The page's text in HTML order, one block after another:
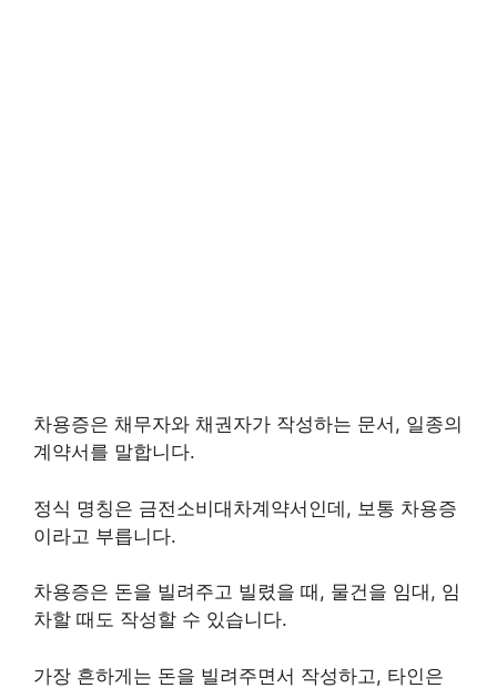
차용증은 채무자와 채권자가 작성하는 문서, 일종의
계약서를 말합니다.
정식 명칭은 금전소비대차계약서인데, 보통 차용증
이라고 부릅니다.
차용증은 돈을 빌려주고 빌렸을 때, 물건을 임대, 임
차할 때도 작성할 수 있습니다.
가장 흔하게는 돈을 빌려주면서 작성하고, 타인은